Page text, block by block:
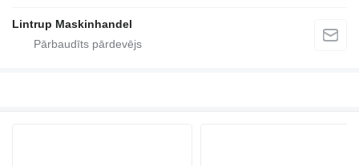
Lintrup Maskinhandel